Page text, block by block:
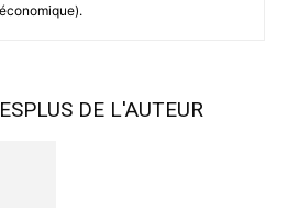
économique).
PLUS DE L'AUTEUR